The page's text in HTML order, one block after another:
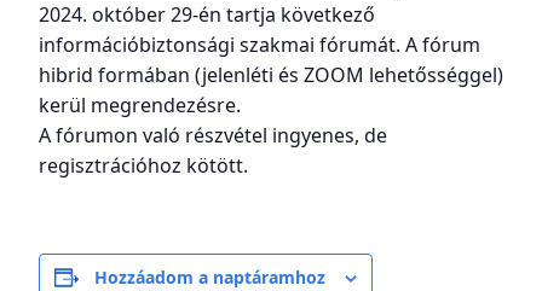
2024. október 29-én tartja következő
információbiztonsági szakmai fórumát. A fórum
hibrid formában (jelenléti és ZOOM lehetősséggel)
kerül megrendezésre.
A fórumon való részvétel ingyenes, de
regisztrációhoz kötött.
Hozzáadom a naptáramhoz